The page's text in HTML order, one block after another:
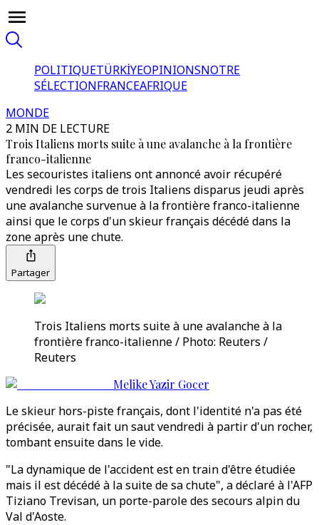
POLITIQUETÜRKİYEOPINIONSNOTRE
SÉLECTIONFRANCEAFRIQUE
MONDE
2 MIN DE LECTURE
Trois Italiens morts suite à une avalanche à la frontière
franco-italienne
Les secouristes italiens ont annoncé avoir récupéré
vendredi les corps de trois Italiens disparus jeudi après
une avalanche survenue à la frontière franco-italienne
ainsi que le corps d'un skieur français décédé dans la
zone après une chute.
Partager
Trois Italiens morts suite à une avalanche à la
frontière franco-italienne / Photo: Reuters /
Reuters
Melike Yazir Gocer
Le skieur hors-piste français, dont l'identité n'a pas été
précisée, aurait fait un saut vendredi à partir d'un rocher,
tombant ensuite dans le vide.
"La dynamique de l'accident est en train d'être étudiée
mais il est décédé à la suite de sa chute", a déclaré à l'AFP
Tiziano Trevisan, un porte-parole des secours alpin du
Val d'Aoste.